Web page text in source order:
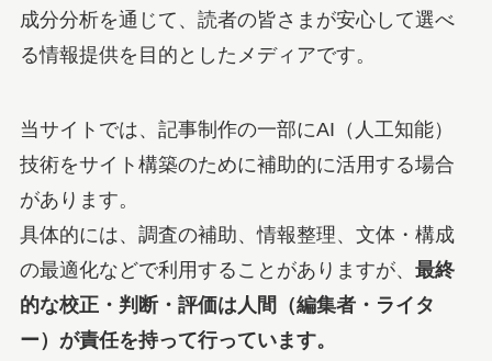
成分分析を通じて、読者の皆さまが安心して選べ
る情報提供を目的としたメディアです。
当サイトでは、記事制作の一部にAI（人工知能）
技術をサイト構築のために補助的に活用する場合
があります。
具体的には、調査の補助、情報整理、文体・構成
の最適化などで利用することがありますが、 最終
的な校正・判断・評価は人間（編集者・ライタ
ー）が責任を持って行っています。